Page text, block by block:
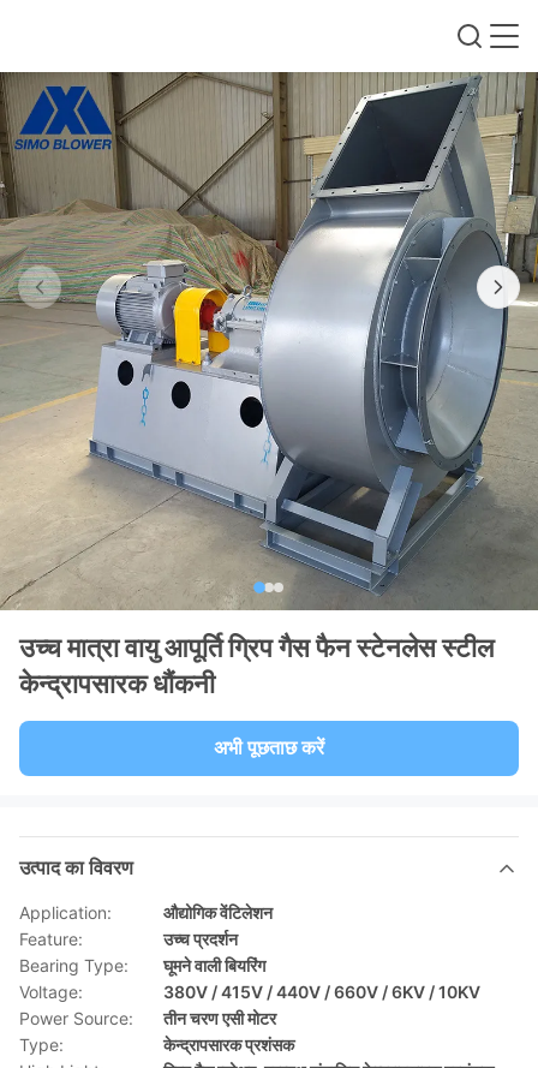
उच्च मात्रा वायु आपूर्ति ग्रिप गैस फैन स्टेनलेस स्टील
केन्द्रापसारक धौंकनी
अभी पूछताछ करें
उत्पाद का विवरण
Application:
औद्योगिक वेंटिलेशन
Feature:
उच्च प्रदर्शन
Bearing Type:
घूमने वाली बियरिंग
Voltage:
380V / 415V / 440V / 660V / 6KV / 10KV
Power Source:
तीन चरण एसी मोटर
Type:
केन्द्रापसारक प्रशंसक